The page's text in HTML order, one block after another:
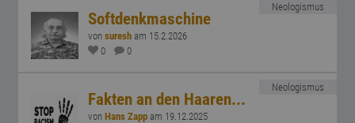
Neologismus
Softdenkmaschine
vonsuresh am 15.2.2026
0
0
Neologismus
Fakten an den Haaren...
vonHans Zapp am 19.12.2025